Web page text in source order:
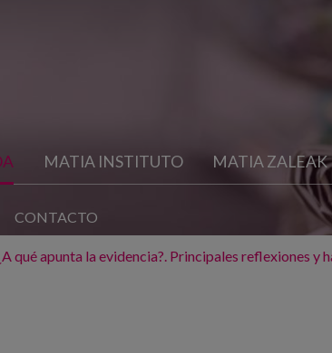
MATIA INSTITUTO MATIA ZALEAK
CONTACTO
qué apunta la evidencia?. Principales reflexiones y